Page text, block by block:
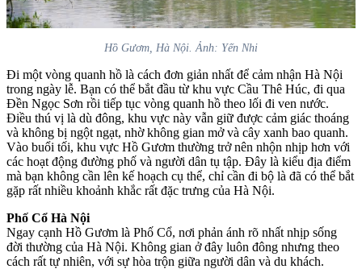
Hồ Gươm, Hà Nội. Ảnh: Yến Nhi
Đi một vòng quanh hồ là cách đơn giản nhất để cảm nhận Hà Nội
trong ngày lễ. Bạn có thể bắt đầu từ khu vực Cầu Thê Húc, đi qua
Đền Ngọc Sơn rồi tiếp tục vòng quanh hồ theo lối đi ven nước.
Điều thú vị là dù đông, khu vực này vẫn giữ được cảm giác thoáng
và không bị ngột ngạt, nhờ không gian mở và cây xanh bao quanh.
Vào buổi tối, khu vực Hồ Gươm thường trở nên nhộn nhịp hơn với
các hoạt động đường phố và người dân tụ tập. Đây là kiểu địa điểm
mà bạn không cần lên kế hoạch cụ thể, chỉ cần đi bộ là đã có thể bắt
gặp rất nhiều khoảnh khắc rất đặc trưng của Hà Nội.
Phố Cổ Hà Nội
Ngay cạnh Hồ Gươm là Phố Cổ, nơi phản ánh rõ nhất nhịp sống
đời thường của Hà Nội. Không gian ở đây luôn đông nhưng theo
cách rất tự nhiên, với sự hòa trộn giữa người dân và du khách.